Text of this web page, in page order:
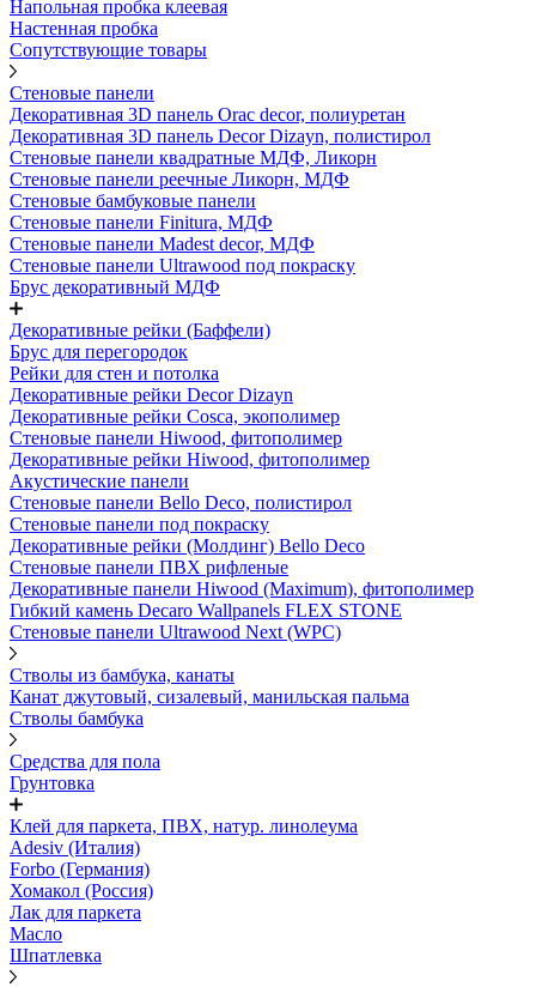
Напольная пробка клеевая
Настенная пробка
Сопутствующие товары
Стеновые панели
Декоративная 3D панель Orac decor, полиуретан
Декоративная 3D панель Decor Dizayn, полистирол
Стеновые панели квадратные МДФ, Ликорн
Стеновые панели реечные Ликорн, МДФ
Стеновые бамбуковые панели
Стеновые панели Finitura, МДФ
Стеновые панели Madest decor, МДФ
Стеновые панели Ultrawood под покраску
Брус декоративный МДФ
Декоративные рейки (Баффели)
Брус для перегородок
Рейки для стен и потолка
Декоративные рейки Decor Dizayn
Декоративные рейки Cosca, экополимер
Стеновые панели Hiwood, фитополимер
Декоративные рейки Hiwood, фитополимер
Акустические панели
Стеновые панели Bello Deco, полистирол
Стеновые панели под покраску
Декоративные рейки (Молдинг) Bello Deco
Стеновые панели ПВХ рифленые
Декоративные панели Hiwood (Maximum), фитополимер
Гибкий камень Decaro Wallpanels FLEX STONE
Стеновые панели Ultrawood Next (WPC)
Стволы из бамбука, канаты
Канат джутовый, сизалевый, манильская пальма
Стволы бамбука
Средства для пола
Грунтовка
Клей для паркета, ПВХ, натур. линолеума
Adesiv (Италия)
Forbo (Германия)
Хомакол (Россия)
Лак для паркета
Масло
Шпатлевка